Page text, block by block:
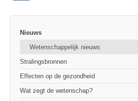
Nieuws
Wetenschappelijk nieuws
Stralingsbronnen
Effecten op de gezondheid
Wat zegt de wetenschap?